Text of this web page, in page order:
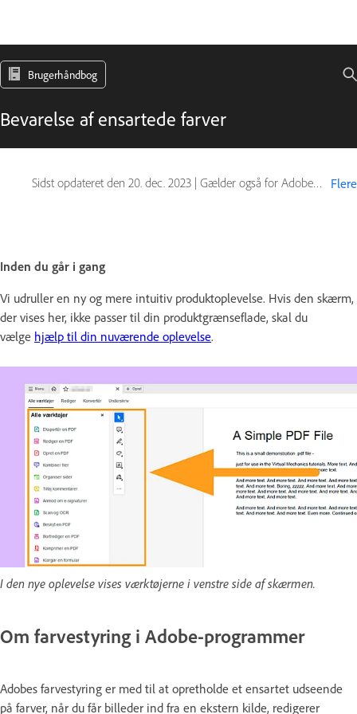
Brugerhåndbog
Bevarelse af ensartede farver
Sidst opdateret den 20. dec. 2023 | Gælder også for Adobe Acrobat 2017, Adobe Acrobat 2020 Flere
Inden du går i gang
Vi udruller en ny og mere intuitiv produktoplevelse. Hvis den skærm,
der vises her, ikke passer til din produktgrænseflade, skal du
vælge hjælp til din nuværende oplevelse.
I den nye oplevelse vises værktøjerne i venstre side af skærmen.
Om farvestyring i Adobe-programmer
Adobes farvestyring er med til at opretholde et ensartet udseende
på farver, når du får billeder ind fra en ekstern kilde, redigerer